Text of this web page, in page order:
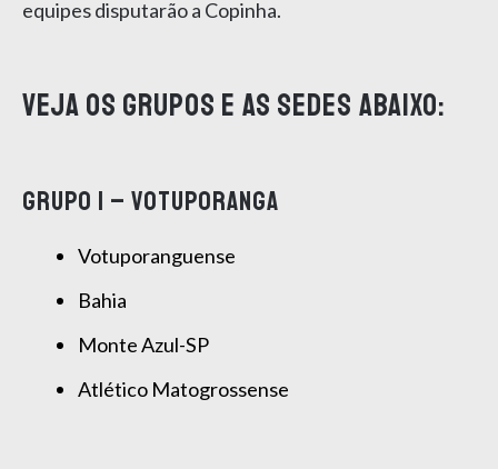
equipes disputarão a Copinha.
Veja os grupos e as sedes abaixo:
GRUPO 1 – VOTUPORANGA
Votuporanguense
Bahia
Monte Azul-SP
Atlético Matogrossense